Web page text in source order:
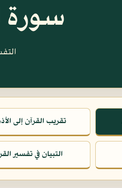
سورة
تقريب القرآن إلى
التبيان في تفسير